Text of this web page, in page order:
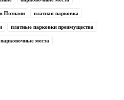
Познани платная парковка
платные парковки преимущества
места